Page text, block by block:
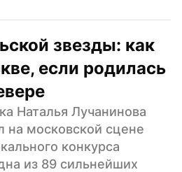
звезды: как
если родилась
Наталья Лучанинова
на московской сцене
конкурса
из 89 сильнейших